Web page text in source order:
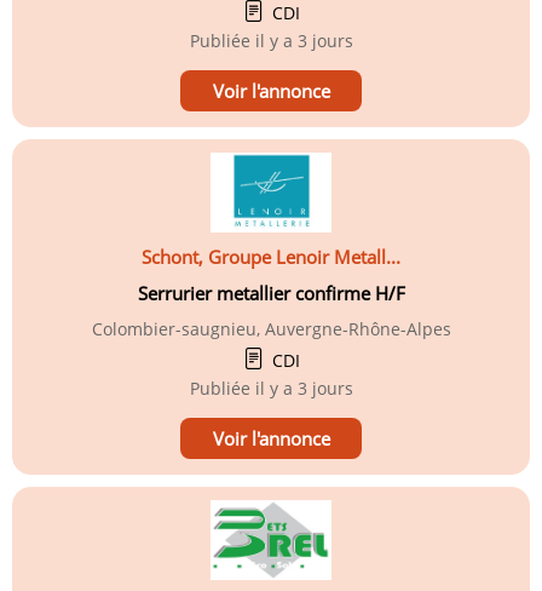
CDI
Publiée il y a 3 jours
Voir l'annonce
Schont, Groupe Lenoir Metall...
Serrurier metallier confirme H/F
Colombier-saugnieu, Auvergne-Rhône-Alpes
CDI
Publiée il y a 3 jours
Voir l'annonce